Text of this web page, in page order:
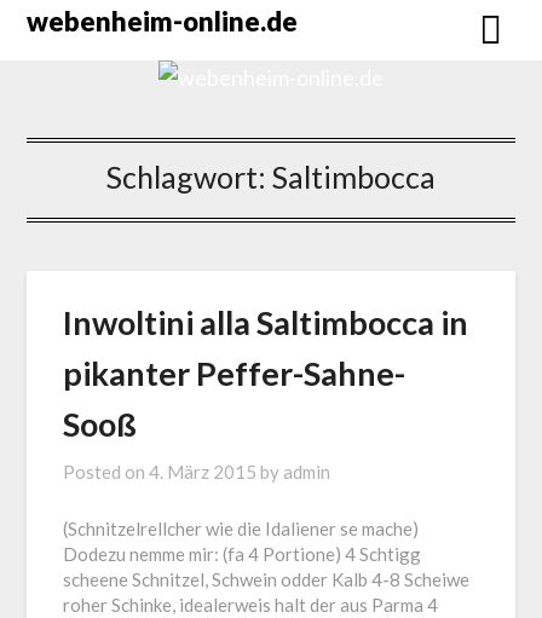
Skipwebenheim-online.de
Schlagwort: Saltimbocca
Inwoltini alla Saltimbocca in
pikanter Peffer-Sahne-
Sooß
Posted on4. März 2015 by admin
(Schnitzelrellcher wie die Idaliener se mache)
Dodezu nemme mir: (fa 4 Portione) 4 Schtigg
scheene Schnitzel, Schwein odder Kalb 4-8 Scheiwe
roher Schinke, idealerweis halt der aus Parma 4